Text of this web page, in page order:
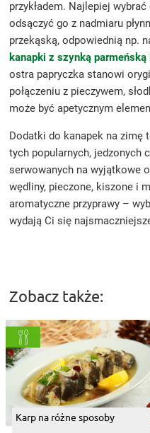
przykładem. Najlepiej
odsączyć go z nadmiaru
przekąską, odpowiednią np.
kanapki z szynką
ostra papryczka stanowi
połączeniu z pieczywem,
może być apetycznym
Dodatki do kanapek na zimę
tych popularnych, jedzonych
serwowanych na wyjątkowe
wędliny, pieczone, kiszone i
aromatyczne przyprawy –
wydają Ci się
Zobacz także:
Karp na różne sposoby